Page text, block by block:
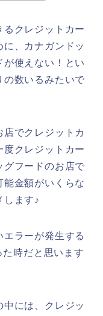
るクレジットカー
に、カナガンドッ
使えない！とい
の数いるみたいで
でクレジットカ
クレジットカー
グフードのお店で
金額がいくらな
します♪
ラーが発生する
時だと思います
には、クレジッ